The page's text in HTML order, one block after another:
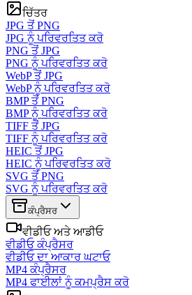
ਚਿੱਤਰ
JPG ਤੋਂ PNG
JPG ਨੂੰ ਪਰਿਵਰਤਿਤ ਕਰੋ
PNG ਤੋਂ JPG
PNG ਨੂੰ ਪਰਿਵਰਤਿਤ ਕਰੋ
WebP ਤੋਂ JPG
WebP ਨੂੰ ਪਰਿਵਰਤਿਤ ਕਰੋ
BMP ਤੋਂ PNG
BMP ਨੂੰ ਪਰਿਵਰਤਿਤ ਕਰੋ
TIFF ਤੋਂ JPG
TIFF ਨੂੰ ਪਰਿਵਰਤਿਤ ਕਰੋ
HEIC ਤੋਂ JPG
HEIC ਨੂੰ ਪਰਿਵਰਤਿਤ ਕਰੋ
SVG ਤੋਂ PNG
SVG ਨੂੰ ਪਰਿਵਰਤਿਤ ਕਰੋ
ਕੰਪ੍ਰੈਸਰ
ਵੀਡੀਓ ਅਤੇ ਆਡੀਓ
ਵੀਡੀਓ ਕੰਪ੍ਰੈਸਰ
ਵੀਡੀਓ ਦਾ ਆਕਾਰ ਘਟਾਓ
MP4 ਕੰਪ੍ਰੈਸਰ
MP4 ਫਾਈਲਾਂ ਨੂੰ ਕਮਪ੍ਰੈਸ ਕਰੋ